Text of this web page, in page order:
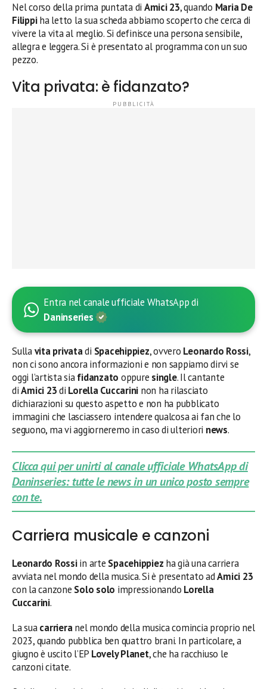
Nel corso della prima puntata di Amici 23, quando Maria De
Filippiha letto la sua scheda abbiamo scoperto che cerca di
vivere la vita al meglio. Si definisce una persona sensibile,
allegra e leggera. Si è presentato al programma con un suo
pezzo.
Vita privata: è fidanzato?
Entra nel canale ufficiale WhatsApp di
Daninseries
Sullavita privatadi Spacehippiez, ovvero Leonardo Rossi,
non ci sono ancora informazioni e non sappiamo dirvi se
oggi l’artista siafidanzato oppure single. Il cantante
diAmici 23di Lorella Cuccarini non ha rilasciato
dichiarazioni su questo aspetto e non ha pubblicato
immagini che lasciassero intendere qualcosa ai fan che lo
seguono, ma vi aggiorneremo in caso di ulteriori news.
Clicca qui per unirti al canale ufficiale WhatsApp di
Daninseries: tutte le news in un unico posto sempre
con te.
Carriera musicale e canzoni
Leonardo Rossiin arte Spacehippiez ha già una carriera
avviata nel mondo della musica. Si è presentato adAmici 23
con la canzone Solo solo impressionando Lorella
Cuccarini.
La suacarrieranel mondo della musica comincia proprio nel
2023, quando pubblica ben quattro brani. In particolare, a
giugno è uscito l’EP Lovely Planet, che ha racchiuso le
canzoni citate.